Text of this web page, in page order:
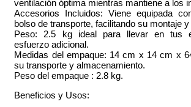
ventilación óptima mientras mantiene a los
Accesorios Incluidos: Viene equipada
bolso de transporte, facilitando su montaje
Peso: 2.5 kg ideal para llevar en tus
esfuerzo adicional.
Medidas del empaque: 14 cm x 14 cm x
su transporte y almacenamiento.
Peso del empaque : 2.8 kg.
Beneficios y Usos: